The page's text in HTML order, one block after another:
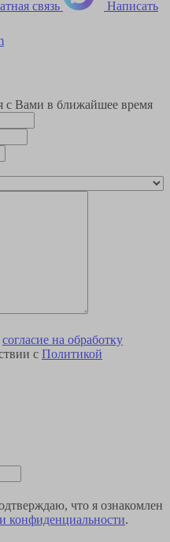
связь Написать
с Вами в ближайшее время
согласие на обработку
с Политикой
что я ознакомлен
конфиденциальности.